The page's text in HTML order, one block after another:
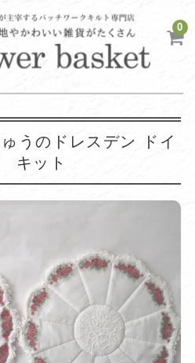
0
うのドレスデン ドイ
キット